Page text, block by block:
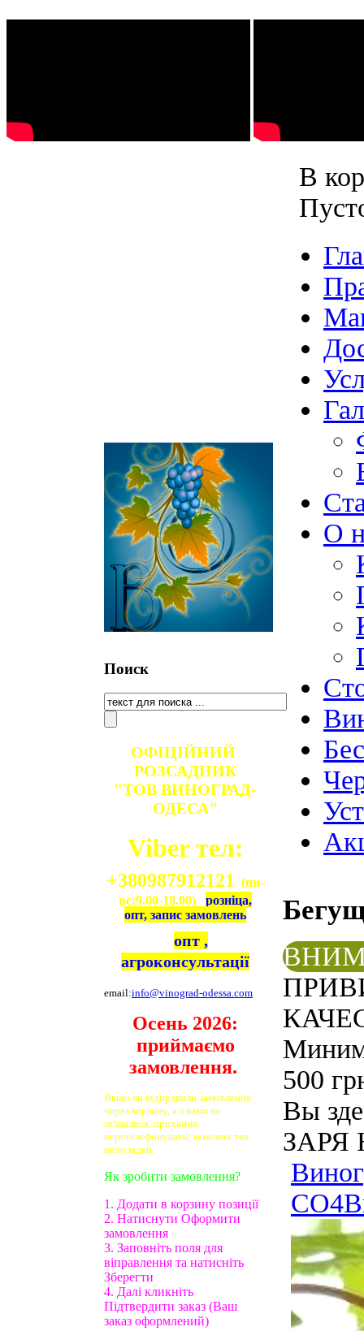
Поиск
ОФІЦІЙНИЙ
РОЗСАДНИК
"ТОВ ВИНОГРАД-
ОДЕСА"
Viber тел:
+380987912121 (пн-
вс:9.00-18.00) розніца,
опт, запис замовлень
опт ,
агроконсультації
email:info@vinograd-odessa.com
Осень 2026:
приймаємо
замовлення.
Якщо ви відправили замовлення
через корзину, а з вами не
зв'язалися, прохання
перетелефонувати, можливі тех.
неполадки.
Як зробити замовлення?
1. Додати в корзину позиції
2. Натиснути Оформити
замовлення
3. Заповніть поля для
віправлення та натисніть
Зберегти
4. Далі кликніть
Підтвердити заказ (Ваш
заказ оформлений)
В
О
500
Вы
ЗАРЯ
СО4